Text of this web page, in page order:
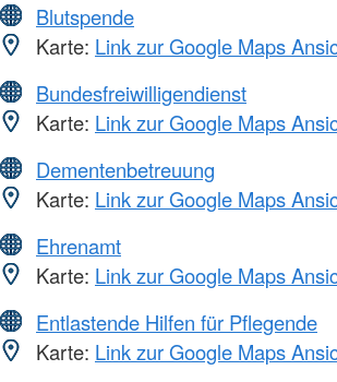
Blutspende
Karte: Link zur Google Maps
Bundesfreiwilligendienst
Karte: Link zur Google Maps
Dementenbetreuung
Karte: Link zur Google Maps
Ehrenamt
Karte: Link zur Google Maps
Entlastende Hilfen für Pflegende
Karte: Link zur Google Maps